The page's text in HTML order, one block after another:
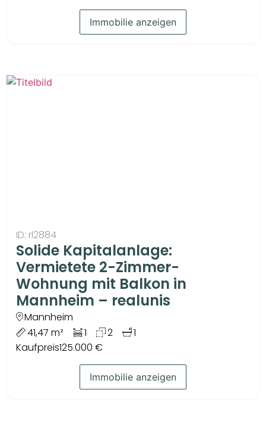
Immobilie anzeigen
ID: rl2884
Solide Kapitalanlage:
Vermietete 2-Zimmer-
Wohnung mit Balkon in
Mannheim – realunis
Mannheim
41,47 m²
1 2
1
Kaufpreis125.000 €
Immobilie anzeigen